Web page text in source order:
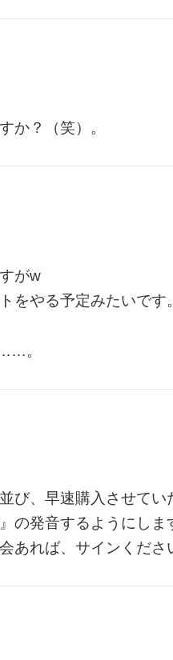
か？（笑）。
がw
をやる予定みたいです。
。
び、早速購入させてい
の発音するようにしま
あれば、サインくだ